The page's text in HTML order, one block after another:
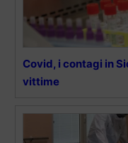
Covid, i contagi in
vittime